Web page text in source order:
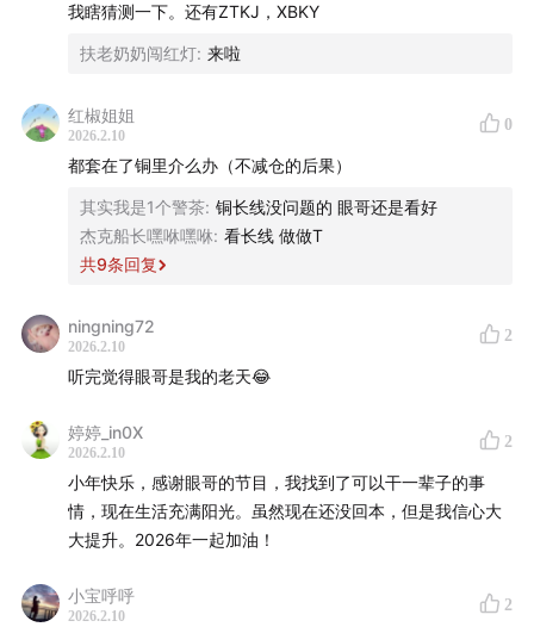
我瞎猜测一下。还有ZTKJ，XBKY
扶老奶奶闯红灯: 来啦
红椒姐姐
2026.2.10
0
都套在了铜里介么办（不减仓的后果）
其实我是1个警茶: 铜长线没问题的 眼哥还是看好
杰克船长嘿咻嘿咻: 看长线 做做T
共9条回复
ningning72
2026.2.10
2
听完觉得眼哥是我的老天😂
婷婷_in0X
2026.2.10
2
小年快乐，感谢眼哥的节目，我找到了可以干一辈子的事
情，现在生活充满阳光。虽然现在还没回本，但是我信心大
大提升。2026年一起加油！
小宝呼呼
2026.2.10
2